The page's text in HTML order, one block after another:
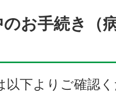
お手続き（
以下よりご確認